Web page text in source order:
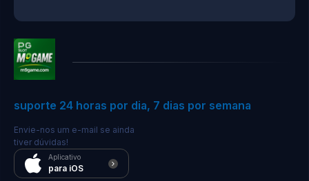
suporte 24 horas por dia, 7 dias por semana
Envie-nos um e-mail se ainda
tiver dúvidas!
Aplicativo
para iOS